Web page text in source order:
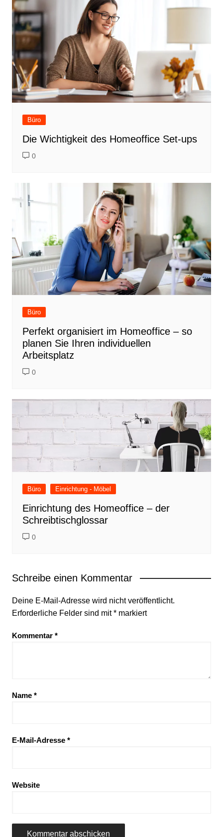
Büro
Die Wichtigkeit des Homeoffice Set-ups
0
Büro
Perfekt organisiert im Homeoffice – so
planen Sie Ihren individuellen
Arbeitsplatz
0
Büro Einrichtung - Möbel
Einrichtung des Homeoffice – der
Schreibtischglossar
0
Schreibe einen Kommentar
Deine E-Mail-Adresse wird nicht veröffentlicht.
Erforderliche Felder sind mit*markiert
Kommentar *
Name *
E-Mail-Adresse *
Website